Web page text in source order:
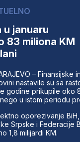
u januaru
83 miliona KM
– Finansijske
nastavile su sa
godine prikupile oko
u istom periodu
oporezivanje
Srpske i Federacije
1,8 milijardi KM.